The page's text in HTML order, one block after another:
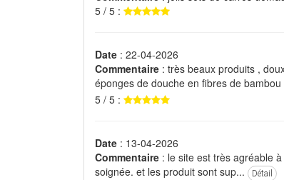
5 / 5 :
Date : 22-04-2026
Commentaire : très beaux produits ,
éponges de douche en fibres de bambou
5 / 5 :
Date : 13-04-2026
Commentaire : le site est très agréable
soignée. et les produit sont sup...
Détail